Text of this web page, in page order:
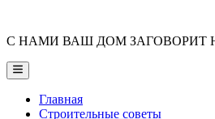
content
С НАМИ ВАШ ДОМ ЗАГОВОРИТ
Main
Menu
Главная
Строительные советы